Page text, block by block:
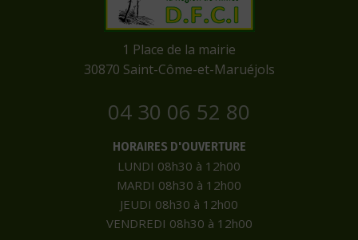
​1 Place de la mairie
​30870 Saint-Côme-et-Maruéjols
04 30 06 52 80
HORAIRES D'OUVERTURE
LUNDI 08h30 à 12h00
MARDI 08h30 à 12h00
JEUDI 08h30 à 12h00
VENDREDI 08h30 à 12h00